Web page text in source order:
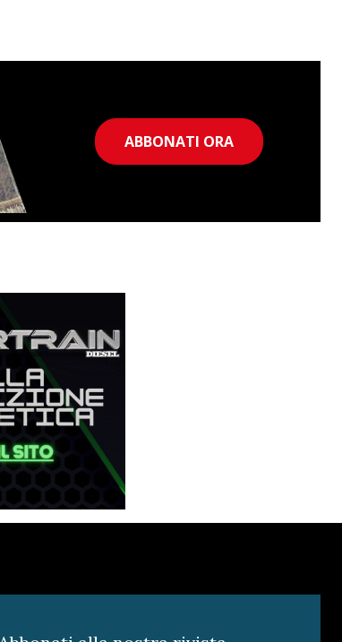
ABBONATI ORA